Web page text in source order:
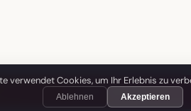
✓ 100% diskret →
verwendet Cookies, um Ihr Erlebnis zu
Ablehnen Akzeptieren